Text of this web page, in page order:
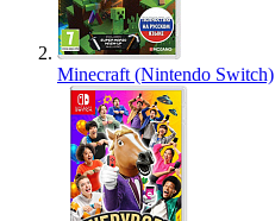
Minecraft (Nintendo Switch)